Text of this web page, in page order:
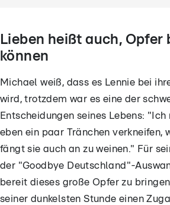
Lieben heißt auch, Opfer
können
Michael weiß, dass es Lennie bei
wird, trotzdem war es eine der
Entscheidungen seines Lebens:
eben ein paar Tränchen verkneifen,
fängt sie auch an zu weinen." Für
der "Goodbye Deutschland"-
bereit dieses große Opfer zu
seiner dunkelsten Stunde einen